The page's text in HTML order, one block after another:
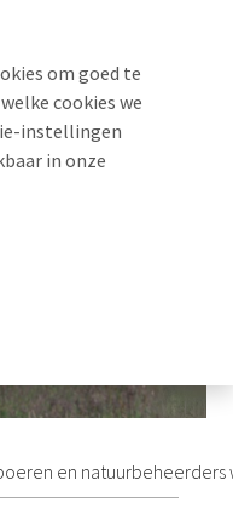
en
Word nu lid
om goed te
cookies we
instellingen
in onze